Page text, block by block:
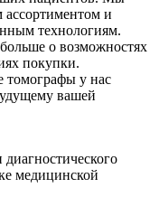
ассортиментом и
технологиям.
о возможностях
покупки.
томографы у нас
вашей
медицинской